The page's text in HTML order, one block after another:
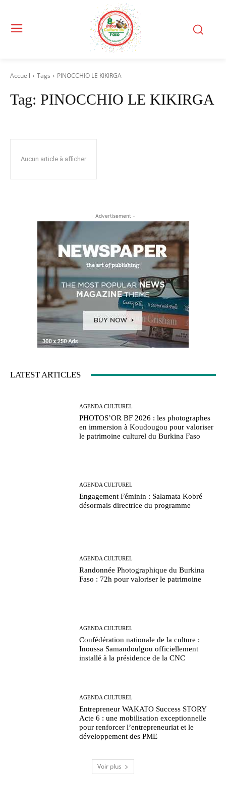
Accueil Tags PINOCCHIO LE KIKIRGA
Tag: PINOCCHIO LE KIKIRGA
Aucun article à afficher
- Advertisement -
LATEST ARTICLES
AGENDA CULTUREL
PHOTOS’OR BF 2026 : les photographes
en immersion à Koudougou pour valoriser
le patrimoine culturel du Burkina Faso
AGENDA CULTUREL
Engagement Féminin : Salamata Kobré
désormais directrice du programme
AGENDA CULTUREL
Randonnée Photographique du Burkina
Faso : 72h pour valoriser le patrimoine
AGENDA CULTUREL
Confédération nationale de la culture :
Inoussa Samandoulgou officiellement
installé à la présidence de la CNC
AGENDA CULTUREL
Entrepreneur WAKATO Success STORY
Acte 6 : une mobilisation exceptionnelle
pour renforcer l’entrepreneuriat et le
développement des PME
Voir plus